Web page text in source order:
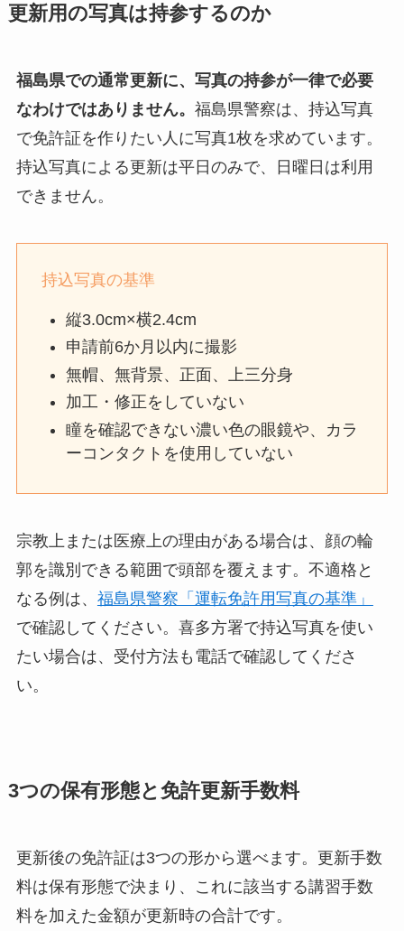
更新用の写真は持参するのか
福島県での通常更新に、写真の持参が一律で必要
なわけではありません。 福島県警察は、持込写真
で免許証を作りたい人に写真1枚を求めています。
持込写真による更新は平日のみで、日曜日は利用
できません。
持込写真の基準
縦3.0cm×横2.4cm
申請前6か月以内に撮影
無帽、無背景、正面、上三分身
加工・修正をしていない
瞳を確認できない濃い色の眼鏡や、カラ
ーコンタクトを使用していない
宗教上または医療上の理由がある場合は、顔の輪
郭を識別できる範囲で頭部を覆えます。不適格と
なる例は、 福島県警察「運転免許用写真の基準」
で確認してください。喜多方署で持込写真を使い
たい場合は、受付方法も電話で確認してくださ
い。
3つの保有形態と免許更新手数料
更新後の免許証は3つの形から選べます。更新手数
料は保有形態で決まり、これに該当する講習手数
料を加えた金額が更新時の合計です。